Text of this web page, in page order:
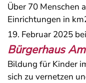
Über 70 Menschen
Einrichtungen in
19. Februar 2025
Bürgerhaus
Bildung für Kinder
sich zu vernetzen